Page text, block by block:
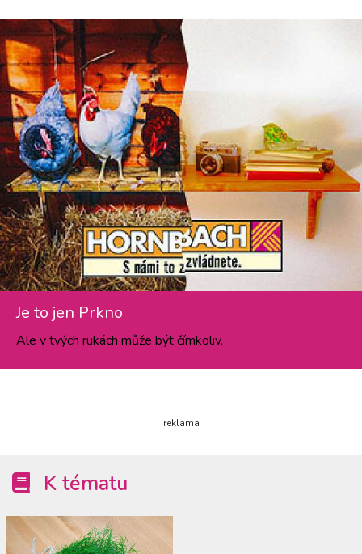
Je to jen Prkno
Ale v tvých rukách může být čímkoliv.
reklama
K tématu